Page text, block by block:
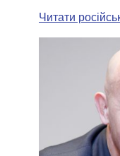
ВСІ
Читати